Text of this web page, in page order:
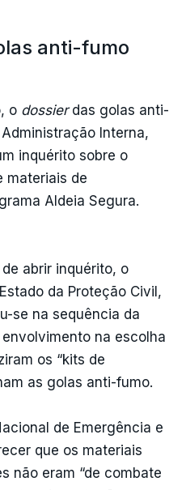
anti-fumo
o dossierdas golas anti-
Interna,
inquérito sobre o
materiais de
Aldeia Segura.
abrir inquérito, o
da Proteção Civil,
se na sequência da
na escolha
os “kits de
as golas anti-fumo.
de Emergência e
que os materiais
não eram “de combate